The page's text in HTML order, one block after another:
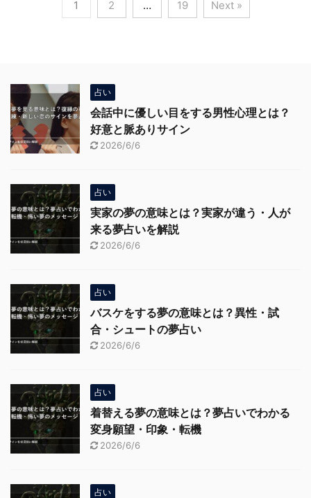
1 2 … 19 Next »
占い
会話中に優しい目をする男性心理とは？
好意と脈ありサイン
2026/6/6
占い
実家の夢の意味とは？実家が違う・人が
来る夢占いを解説
2026/6/6
占い
バスケをする夢の意味とは？異性・試
合・シュートの夢占い
2026/6/6
占い
着替える夢の意味とは？夢占いでわかる
変身願望・印象・転機
2026/6/6
占い